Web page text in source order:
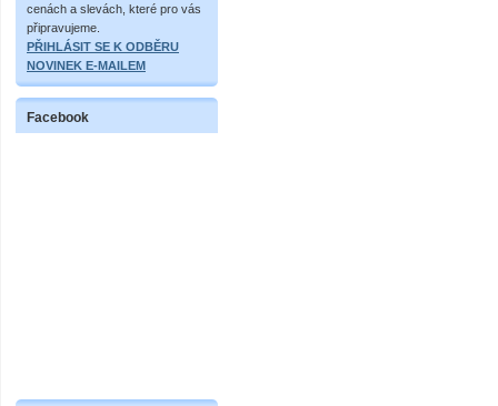
cenách a slevách, které pro vás
připravujeme.
PŘIHLÁSIT SE K ODBĚRU
NOVINEK E-MAILEM
Facebook